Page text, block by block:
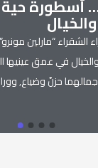
أسطورة
الشقراء “مارلين
في عمق عينيها
حزنٌ وضياع,